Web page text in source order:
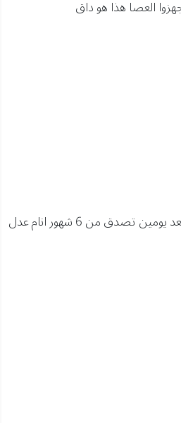
العصا هذا هو داق
يرحم امك انا معطيك اجازه بعد يومين تصدق من 6 شهور انام عدل